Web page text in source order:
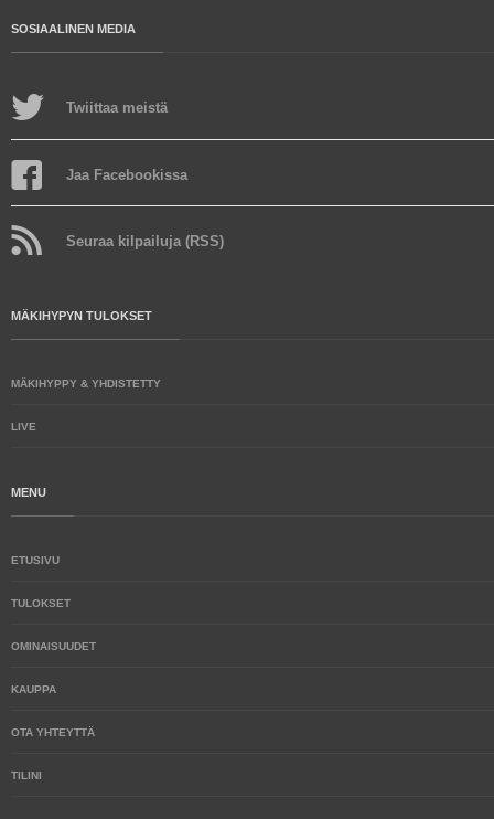
SOSIAALINEN MEDIA
Twiittaa meistä
Jaa Facebookissa
Seuraa kilpailuja (RSS)
MÄKIHYPYN TULOKSET
MÄKIHYPPY & YHDISTETTY
LIVE
MENU
ETUSIVU
TULOKSET
OMINAISUUDET
KAUPPA
OTA YHTEYTTÄ
TILINI